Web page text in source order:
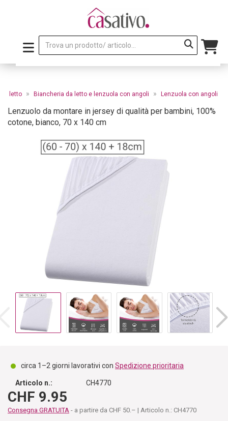
letto » Biancheria da letto e lenzuola con angoli » Lenzuola con angoli
Lenzuolo da montare in jersey di qualità per bambini, 100%
cotone, bianco, 70 x 140 cm
circa 1–2 giorni lavorativi con Spedizione prioritaria
Articolo n.: CH4770
CHF 9.95
Consegna GRATUITA - a partire da CHF 50.– | Articolo n.: CH4770